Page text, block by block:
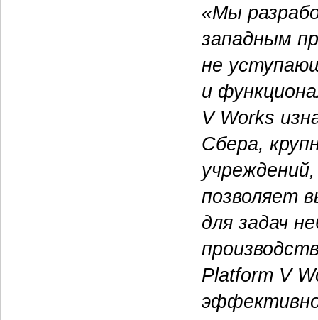
«Мы
западным
не
и
V Works
Сбера,
позволяет
для задач
Platform V